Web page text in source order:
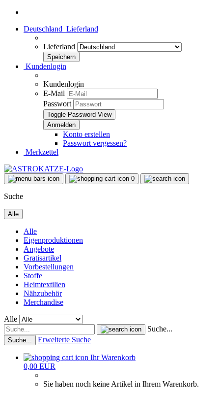
Deutschland Lieferland
Lieferland
Kundenlogin
Kundenlogin
E-Mail
Passwort
Toggle Password View
Konto erstellen
Passwort vergessen?
Merkzettel
0
Suche
Alle
Alle
Eigenproduktionen
Angebote
Gratisartikel
Vorbestellungen
Stoffe
Heimtextilien
Nähzubehör
Merchandise
Alle
Suche...
Suche... Erweiterte Suche
Ihr Warenkorb
0,00 EUR
Sie haben noch keine Artikel in Ihrem Warenkorb.